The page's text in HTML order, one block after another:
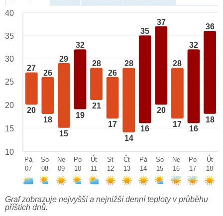
27
20
26
18
29
15
32
19
28
21
26
17
28
14
35
16
37
20
28
17
32
16
36
18
40
35
30
25
20
15
10
Pá
07
So
08
Ne
09
Po
10
Út
11
St
12
Čt
13
Pá
14
So
15
Ne
16
Po
17
Út
18
Graf zobrazuje nejvyšší a nejnižší denní teploty v průběhu
příštích dnů.